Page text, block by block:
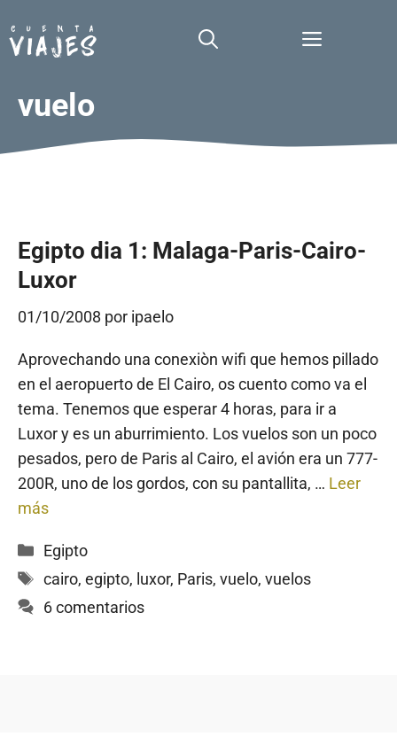
al
contenido
Menú
vuelo
Egipto dia 1: Malaga-Paris-Cairo-
Luxor
01/10/2008 por ipaelo
Aprovechando una conexiòn wifi que hemos pillado
en el aeropuerto de El Cairo, os cuento como va el
tema. Tenemos que esperar 4 horas, para ir a
Luxor y es un aburrimiento. Los vuelos son un poco
pesados, pero de Paris al Cairo, el avión era un 777-
200R, uno de los gordos, con su pantallita, … Leer
más
Categorías
Egipto
Etiquetas
cairo, egipto, luxor, Paris, vuelo, vuelos
6 comentarios